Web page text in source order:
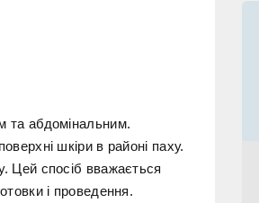
та абдомінальним.
шкіри в районі паху.
Цей спосіб вважається
і проведення.